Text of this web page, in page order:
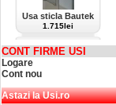
Usa sticla Bautek
1.715lei
CONT FIRME USI
Logare
Cont nou
Astazi la Usi.ro